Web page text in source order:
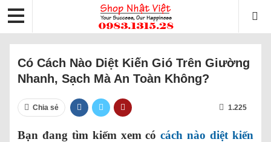
Có Cách Nào Diệt Kiến Gió Trên Giường
Nhanh, Sạch Mà An Toàn Không?
Chia sẻ 1.225
Bạn đang tìm kiếm xem cócách nào diệt kiến